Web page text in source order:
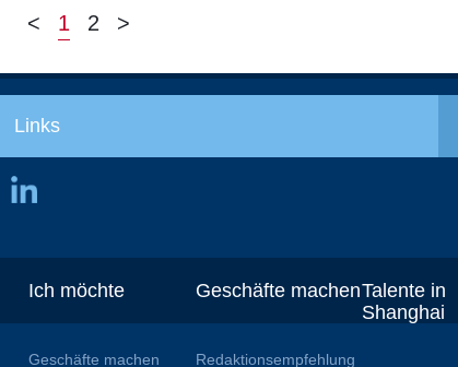
< 1 2 >
Links
Ich möchte
Geschäfte machen
Geschäfte machen
Redaktionsempfehlung
Talente in
Shanghai